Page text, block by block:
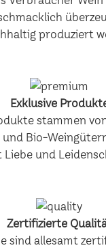
produziert
Exklusive
stammen
Bio-
Liebe und
Zertifizierte
sind allesamt